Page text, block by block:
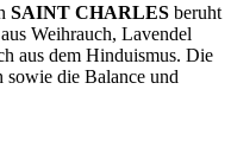
SAINT CHARLES beruht
Weihrauch, Lavendel
aus dem Hinduismus. Die
die Balance und